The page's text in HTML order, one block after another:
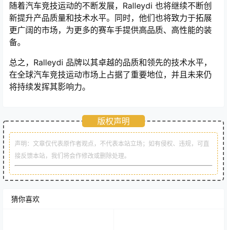
随着汽车竞技运动的不断发展，Ralleydi 也将继续不断创
新提升产品质量和技术水平。同时，他们也将致力于拓展
更广阔的市场，为更多的赛车手提供高品质、高性能的装
备。
总之，Ralleydi 品牌以其卓越的品质和领先的技术水平，
在全球汽车竞技运动市场上占据了重要地位，并且未来仍
将持续发挥其影响力。
版权声明
声明：文章仅代表原作者观点，不代表本站立场；如有侵权、违规，可直
接反馈本站，我们将会作修改或删除处理。
猜你喜欢